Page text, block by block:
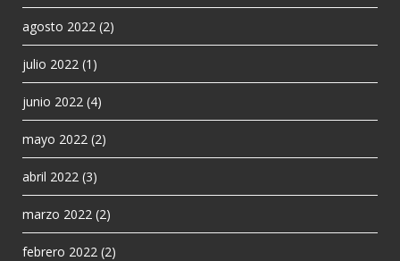
agosto 2022 (2)
julio 2022 (1)
junio 2022 (4)
mayo 2022 (2)
abril 2022 (3)
marzo 2022 (2)
febrero 2022 (2)